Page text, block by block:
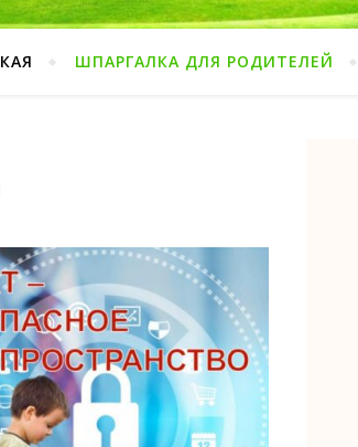
ШПАРГАЛКА ДЛЯ РОДИТЕЛЕЙ